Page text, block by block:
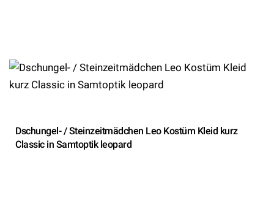
Dschungel- / Steinzeitmädchen Leo Kostüm Kleid kurz
Classic in Samtoptik leopard